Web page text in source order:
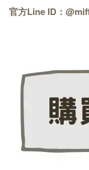
官方Line ID：